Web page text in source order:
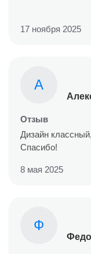
17 ноября 2025
А
Отзыв
Дизайн
Спасибо!
8 мая 2025
Ф